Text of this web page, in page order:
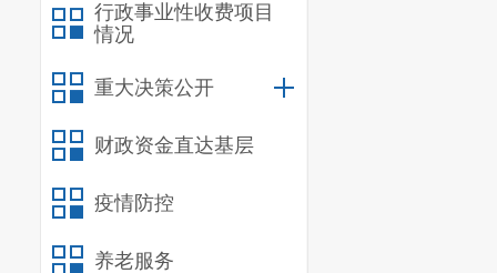
行政事业性收费项目
情况
重大决策公开
财政资金直达基层
疫情防控
养老服务